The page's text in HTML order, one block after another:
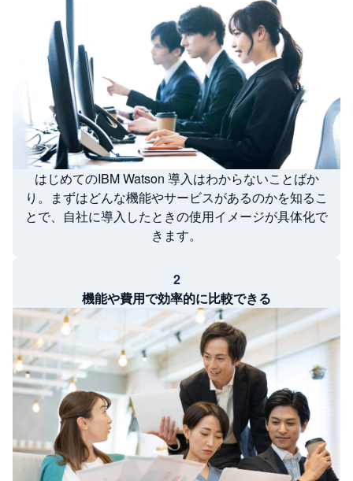
はじめてのIBM Watson 導入はわからないことばか
り。まずはどんな機能やサービスがあるのかを知るこ
とで、自社に導入したときの使用イメージが具体化で
きます。
2
機能や費用で効率的に比較できる